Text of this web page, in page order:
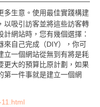
多生意。使用最佳實踐構建
以吸引訪客並將這些訪客轉
網站時，您有幾個選擇：
來自己完成（DIY），你可
立一個網站從無到有將是耗
更大的預算比原計劃，如果
第一件事就是建立一個網